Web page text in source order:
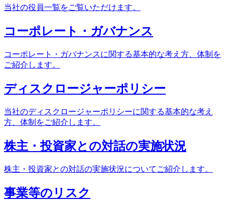
当社の役員一覧をご覧いただけます。
コーポレート・ガバナンス
コーポレート・ガバナンスに関する基本的な考え方、体制を
ご紹介します。
ディスクロージャーポリシー
当社のディスクロージャーポリシーに関する基本的な考え
方、体制をご紹介します。
株主・投資家との対話の実施状況
株主・投資家との対話の実施状況についてご紹介します。
事業等のリスク